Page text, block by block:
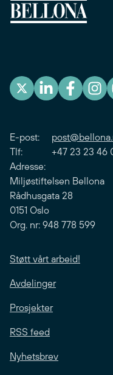
E-post:
Tlf: +47 23 23 46
Adresse:
Miljøstiftelsen Bellona
Rådhusgata 28
0151 Oslo
Org. nr: 948 778 599
Støtt vårt arbeid!
Avdelinger
Prosjekter
RSS feed
Nyhetsbrev